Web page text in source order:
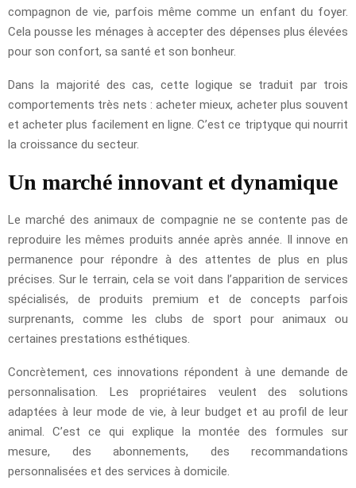
compagnon de vie, parfois même comme un enfant du foyer.
Cela pousse les ménages à accepter des dépenses plus élevées
pour son confort, sa santé et son bonheur.
Dans la majorité des cas, cette logique se traduit par trois
comportements très nets : acheter mieux, acheter plus souvent
et acheter plus facilement en ligne. C’est ce triptyque qui nourrit
la croissance du secteur.
Un marché innovant et dynamique
Le marché des animaux de compagnie ne se contente pas de
reproduire les mêmes produits année après année. Il innove en
permanence pour répondre à des attentes de plus en plus
précises. Sur le terrain, cela se voit dans l’apparition de services
spécialisés, de produits premium et de concepts parfois
surprenants, comme les clubs de sport pour animaux ou
certaines prestations esthétiques.
Concrètement, ces innovations répondent à une demande de
personnalisation. Les propriétaires veulent des solutions
adaptées à leur mode de vie, à leur budget et au profil de leur
animal. C’est ce qui explique la montée des formules sur
mesure, des abonnements, des recommandations
personnalisées et des services à domicile.